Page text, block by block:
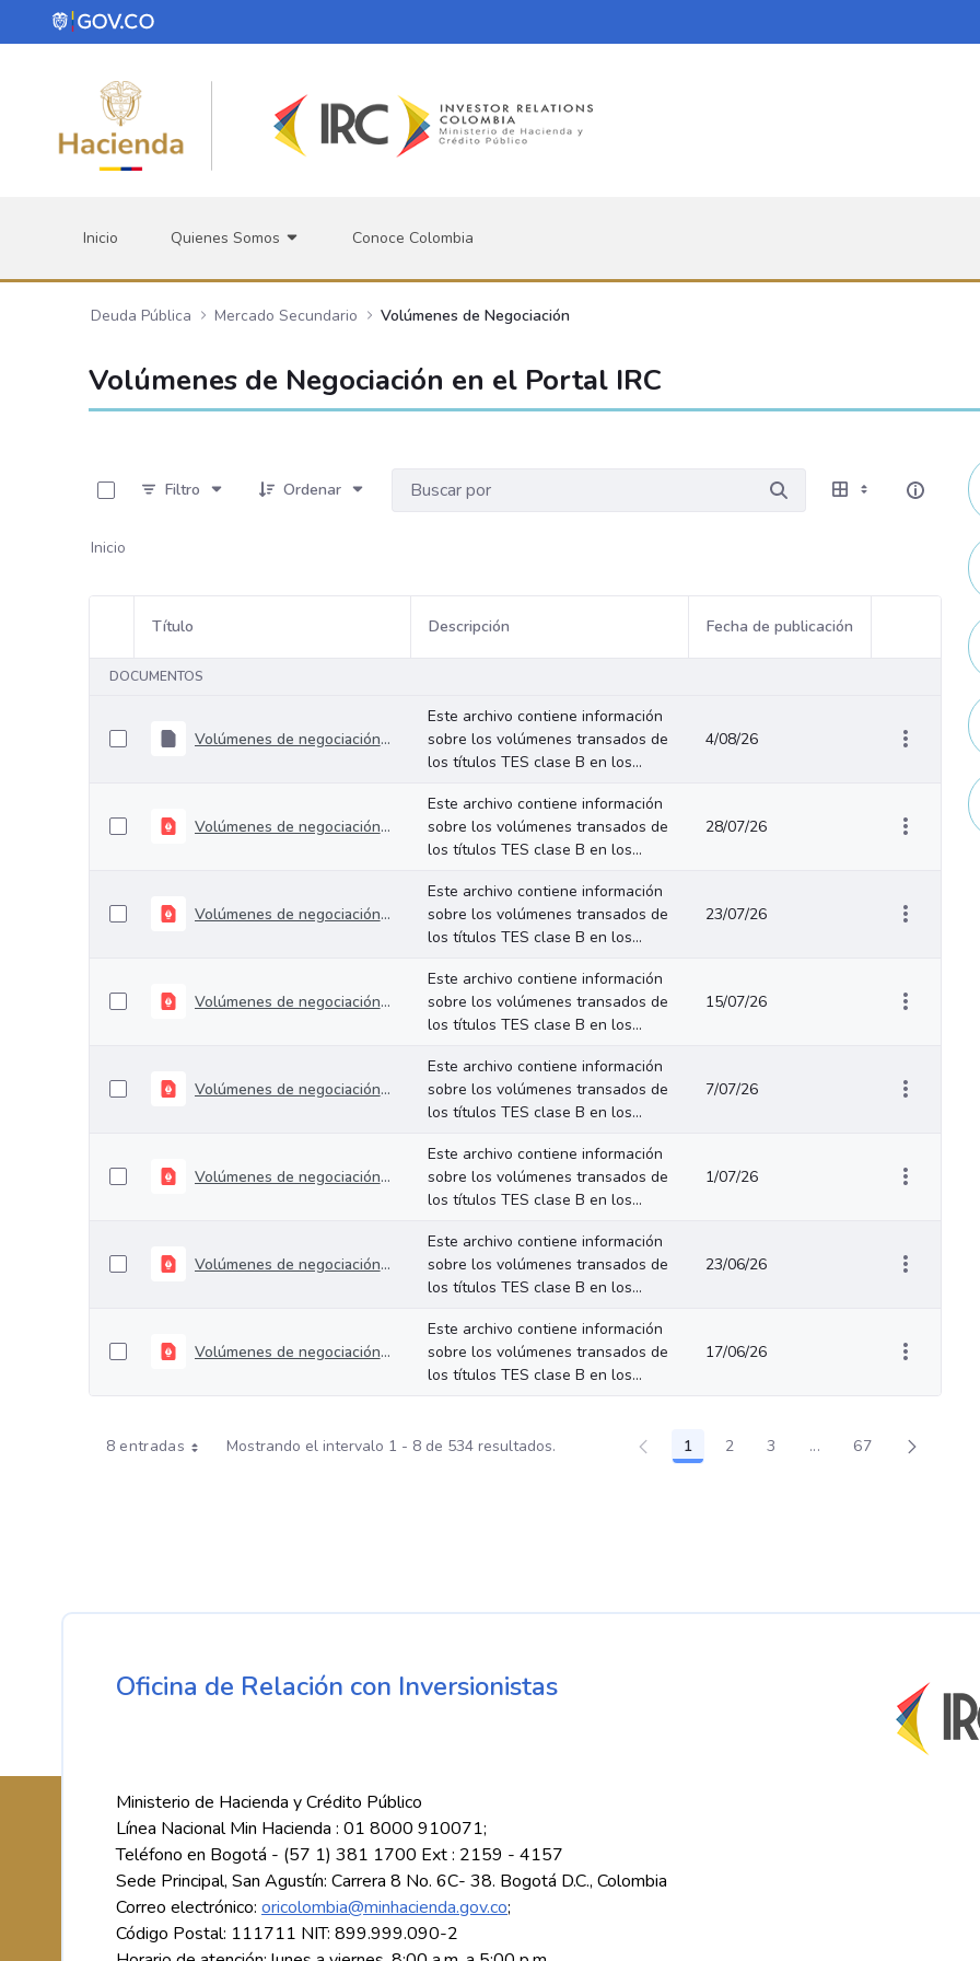
Saltar al contenido principal
Inicio Quienes Somos Conoce Colombia
Deuda Pública Mercado Secundario Volúmenes de Negociación
Volúmenes de Negociación en el Portal IRC
Filtro
Ordenar
Inicio
Selección del elemento
Título Descripción Fecha de publicación
Acciones
DOCUMENTOS
Volúmenes de negociación del 27 al 31 de julio de 2026
Este archivo contiene información
sobre los volúmenes transados de
los títulos TES clase B en los...
4/08/26
Volúmenes de negociación del 21 al 24 de julio de 2026
Este archivo contiene información
sobre los volúmenes transados de
los títulos TES clase B en los...
28/07/26
Volúmenes de negociación del 14 al 17 de julio de 2026
Este archivo contiene información
sobre los volúmenes transados de
los títulos TES clase B en los...
23/07/26
Volúmenes de negociación del 06 al 10 de julio de 2026
Este archivo contiene información
sobre los volúmenes transados de
los títulos TES clase B en los...
15/07/26
Volúmenes de negociación del 30 de junio al 03 de julio de 2026
Este archivo contiene información
sobre los volúmenes transados de
los títulos TES clase B en los...
7/07/26
Volúmenes de negociación del 22 al 26 de junio de 2026
Este archivo contiene información
sobre los volúmenes transados de
los títulos TES clase B en los...
1/07/26
Volúmenes de negociación del 16 al 19 de junio de 2026
Este archivo contiene información
sobre los volúmenes transados de
los títulos TES clase B en los...
23/06/26
Volúmenes de negociación del 09 al 12 de junio de 2026
Este archivo contiene información
sobre los volúmenes transados de
los títulos TES clase B en los...
17/06/26
8 entradas Mostrando el intervalo 1 - 8 de 534 resultados. Página
1 Página
2 Página
3 ...Páginas intermedias
Página
67
Oficina de Relación con Inversionistas
Ministerio de Hacienda y Crédito Público
Línea Nacional Min Hacienda : 01 8000 910071;
Teléfono en Bogotá - (57 1) 381 1700 Ext : 2159 - 4157
Sede Principal, San Agustín: Carrera 8 No. 6C- 38. Bogotá D.C., Colombia
Correo electrónico: oricolombia@minhacienda.gov.co;
Código Postal: 111711 NIT: 899.999.090-2